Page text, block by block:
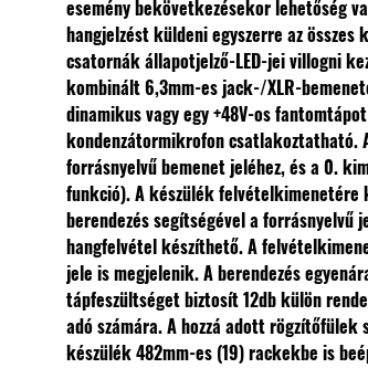
esemény bekövetkezésekor lehetőség
hangjelzést küldeni egyszerre az
csatornák állapotjelző-LED-jei villogni
kombinált 6,3mm-es jack-/XLR-
dinamikus vagy egy +48V-os
kondenzátormikrofon csatlakoztatható.
forrásnyelvű bemenet jeléhez, és a 0.
funkció).A készülék
berendezés segítségével a forrásnyelvű
hangfelvétel készíthető. A
jele is megjelenik. A berendezés
tápfeszültséget biztosít 12db külön
adó számára.A hozzá adott rögzítőfülek
készülék 482mm-es (19) rackekbe is